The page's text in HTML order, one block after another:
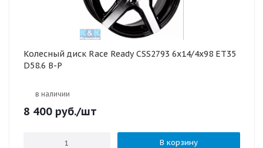
Колесный диск Race Ready CSS2793 6x14/4x98 ET35
D58.6 B-P
в наличии
8 400 руб./шт
В корзину